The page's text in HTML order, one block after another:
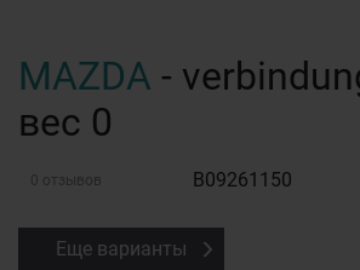
MAZDA -
вес 0
0 отзывов B09261150
Еще варианты